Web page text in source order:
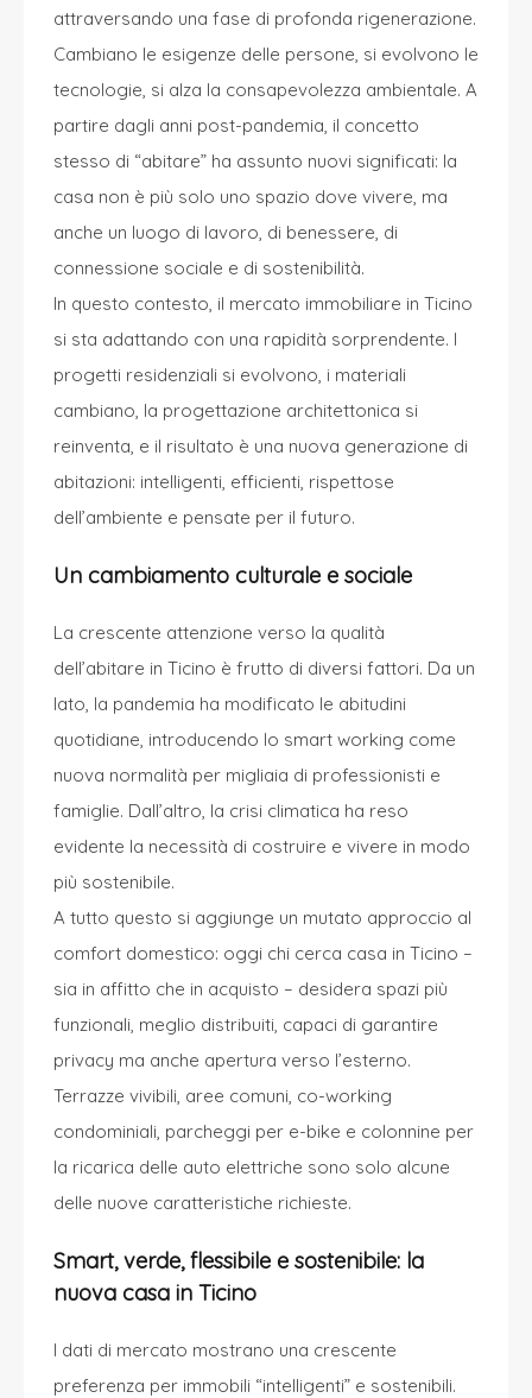
attraversando una fase di profonda rigenerazione.
Cambiano le esigenze delle persone, si evolvono le
tecnologie, si alza la consapevolezza ambientale. A
partire dagli anni post-pandemia, il concetto
stesso di “abitare” ha assunto nuovi significati: la
casa non è più solo uno spazio dove vivere, ma
anche un luogo di lavoro, di benessere, di
connessione sociale e di sostenibilità.
In questo contesto, il mercato immobiliare in Ticino
si sta adattando con una rapidità sorprendente. I
progetti residenziali si evolvono, i materiali
cambiano, la progettazione architettonica si
reinventa, e il risultato è una nuova generazione di
abitazioni: intelligenti, efficienti, rispettose
dell’ambiente e pensate per il futuro.
Un cambiamento culturale e sociale
La crescente attenzione verso la qualità
dell’abitare in Ticino è frutto di diversi fattori. Da un
lato, la pandemia ha modificato le abitudini
quotidiane, introducendo lo smart working come
nuova normalità per migliaia di professionisti e
famiglie. Dall’altro, la crisi climatica ha reso
evidente la necessità di costruire e vivere in modo
più sostenibile.
A tutto questo si aggiunge un mutato approccio al
comfort domestico: oggi chi cerca casa in Ticino –
sia in affitto che in acquisto – desidera spazi più
funzionali, meglio distribuiti, capaci di garantire
privacy ma anche apertura verso l’esterno.
Terrazze vivibili, aree comuni, co-working
condominiali, parcheggi per e-bike e colonnine per
la ricarica delle auto elettriche sono solo alcune
delle nuove caratteristiche richieste.
Smart, verde, flessibile e sostenibile: la
nuova casa in Ticino
I dati di mercato mostrano una crescente
preferenza per immobili “intelligenti” e sostenibili.